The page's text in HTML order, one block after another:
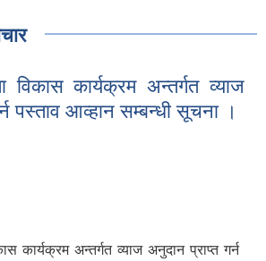
विकास कार्यक्रम अन्तर्गत व्याज
पस्ताव आव्हान सम्बन्धी सूचना ।
कार्यक्रम अन्तर्गत व्याज अनुदान प्राप्त गर्न